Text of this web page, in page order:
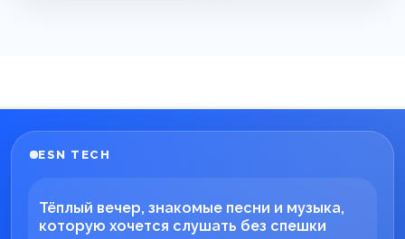
ESN TECH
Тёплый вечер, знакомые песни и музыка,
которую хочется слушать без спешки